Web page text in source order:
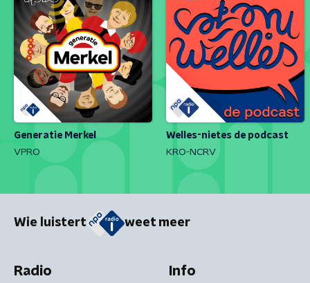
Generatie Merkel
VPRO
Welles-nietes de podcast
KRO-NCRV
Wie luistert weet meer
Radio Info